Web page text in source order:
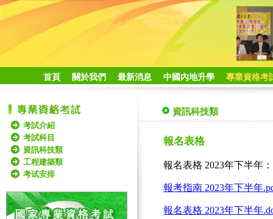
首頁 關於我們 最新消息 中國內地升學 專業資格考
考試介紹
考試科目
資訊科技類
工程建築類
考试安排
資訊科技類
報名表格
報名表格 2023年下半年：
報考指南 2023年下半年
報名表格 2023年下半年